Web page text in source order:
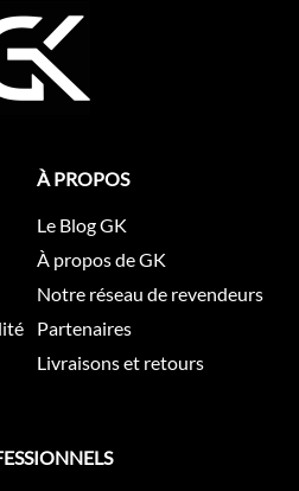
À PROPOS
Le Blog GK
À propos de GK
Notre réseau de revendeurs
Partenaires
Livraisons et retours